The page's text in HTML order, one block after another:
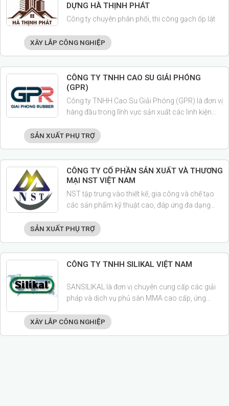
DỰNG HÀ THỊNH PHÁT
XÂY LẮP CÔNG NGHIỆP
Công ty chuyên phân phối, thi công gạch ốp lát
CÔNG TY TNHH CAO SU GIẢI PHÓNG
(GPR)
SẢN XUẤT PHỤ TRỢ
Công ty TNHH Cao Su Giải Phóng (GPR) là đơn vị
hàng đầu trong lĩnh vực sản xuất các linh kiện
đa ngành nghề, trọng điểm cung cấp linh kiện
cho các ngành ô tô, xe máy, đồ gia dụng, thiết bị
CÔNG TY CỔ PHẦN SẢN XUẤT VÀ THƯƠNG
MẠI NST VIỆT NAM
SẢN XUẤT PHỤ TRỢ
NST tập trung vào thiết kế, gia công và chế tạo
các sản phẩm kỹ thuật cao, đáp ứng đa dạng
công nghiệp như điện tử, ô tô, thiết bị y tế,…
CÔNG TY TNHH SILIKAL VIỆT NAM
XÂY LẮP CÔNG NGHIỆP
SANSILIKAL là đơn vị chuyên cung cấp các giải
pháp và dịch vụ phủ sàn MMA cao cấp, ứng
khách sạn, nhà bếp công nghiệp và nhiều lĩnh
vực,...